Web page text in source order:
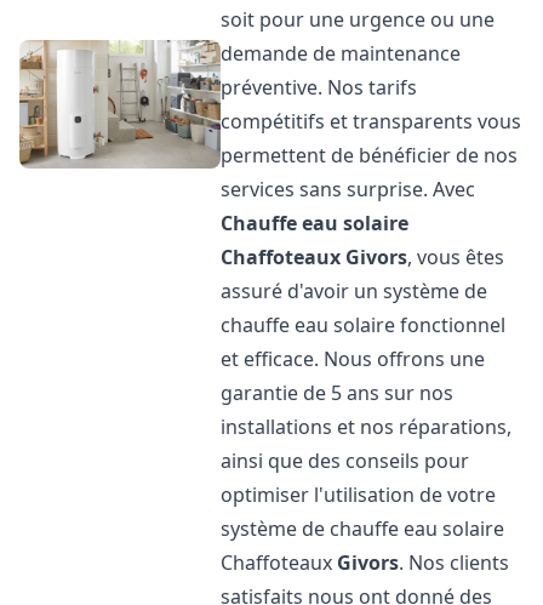
soit pour une urgence ou une
demande de maintenance
préventive. Nos tarifs
compétitifs et transparents vous
permettent de bénéficier de nos
services sans surprise. Avec
Chauffe eau solaire
Chaffoteaux Givors, vous êtes
assuré d'avoir un système de
chauffe eau solaire fonctionnel
et efficace. Nous offrons une
garantie de 5 ans sur nos
installations et nos réparations,
ainsi que des conseils pour
optimiser l'utilisation de votre
système de chauffe eau solaire
Chaffoteaux Givors. Nos clients
satisfaits nous ont donné des